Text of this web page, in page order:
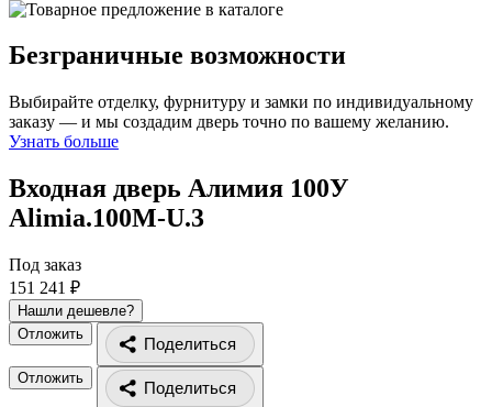
Безграничные возможности
Выбирайте отделку, фурнитуру и замки по индивидуальному
заказу — и мы создадим дверь точно по вашему желанию.
Узнать больше
Входная дверь Алимия 100У
Alimia.100M-U.3
Под заказ
151 241 ₽
Нашли дешевле?
Отложить
Поделиться
Отложить
Поделиться